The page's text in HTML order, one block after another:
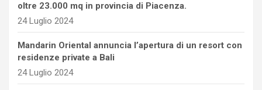
oltre 23.000 mq in provincia di Piacenza.
24 Luglio 2024
Mandarin Oriental annuncia l’apertura di un resort con
residenze private a Bali
24 Luglio 2024